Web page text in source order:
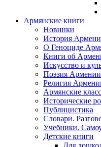
Армянские книги
Новинки
История
О Геноциде
Книги об
Иcкусство и
Поэзия Армении
Религия
Армянские
Исторические
Публицистика
Словари.
Учебники.
Детские книги
Для